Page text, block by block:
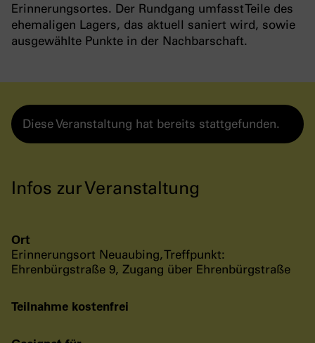
Erinnerungsortes. Der Rundgang umfasst Teile des
ehemaligen Lagers, das aktuell saniert wird, sowie
ausgewählte Punkte in der Nachbarschaft.
Diese Veranstaltung hat bereits stattgefunden.
Infos zur Veranstaltung
Ort
Erinnerungsort Neuaubing, Treffpunkt:
Ehrenbürgstraße 9, Zugang über Ehrenbürgstraße
Teilnahme kostenfrei